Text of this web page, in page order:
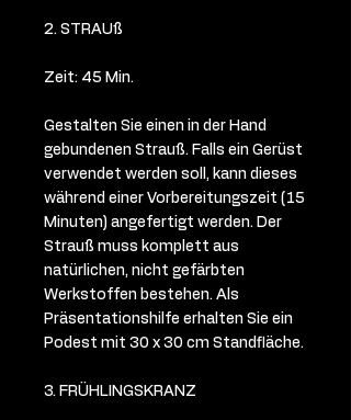
2. STRAUß
Zeit: 45 Min.
Gestalten Sie einen in der Hand
gebundenen Strauß. Falls ein Gerüst
verwendet werden soll, kann dieses
während einer Vorbereitungszeit (15
Minuten) angefertigt werden. Der
Strauß muss komplett aus
natürlichen, nicht gefärbten
Werkstoffen bestehen. Als
Präsentationshilfe erhalten Sie ein
Podest mit 30 x 30 cm Standfläche.
3. FRÜHLINGSKRANZ